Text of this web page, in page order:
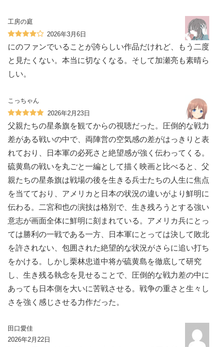
工房の庭
2026年3月6日
にのファンでいることが誇らしい作品だけれど、もう二度
と見たくない。本当に切なくなる。そして加瀬亮も素晴ら
しい。
こっちゃん
2026年2月23日
父親たちの星条旗を観てからの視聴だった。圧倒的な戦力
差がある戦いの中で、両陣営の空気感の差がはっきりと表
れており、日本軍の必死さと絶望感が強く伝わってくる。
硫黄島の戦いを丸ごと一編として描く映画と比べると、父
親たちの星条旗は戦場の後を生きる兵士たちの人生に焦点
を当てており、アメリカと日本の状況の違いがより鮮明に
伝わる。二宮和也の演技は格別で、生き残ろうとする強い
意志が画面全体に鮮明に刻まれている。アメリカ兵にとっ
ては勝利の一戦である一方、日本軍にとっては決して敗北
を許されない、包囲された絶望的な状況がさらに追い打ち
をかける。しかし栗林忠道中将が硫黄島を徹底して研究
し、生き残る執念を見せることで、圧倒的な戦力差の中に
あっても日本側を大いに苦戦させる。戦争の重さと生々し
さを強く感じさせる力作だった。
田口愛佳
2026年2月22日